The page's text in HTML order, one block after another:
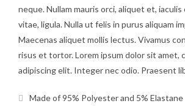
neque. Nullam mauris orci, aliquet et, iaculis
vitae, ligula. Nulla ut felis in purus aliquam
Maecenas aliquet mollis lectus. Vivamus
risus et tortor. Lorem ipsum dolor sit amet,
adipiscing elit. Integer nec odio. Praesent
Made of 95% Polyester and 5% Elastane